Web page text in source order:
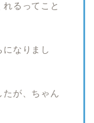
るってこと
になりまし
たが、ちゃん